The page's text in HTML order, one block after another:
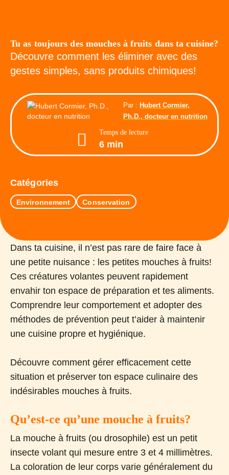
Tu as toujours des mouches à fruits dans ta cuisine?
Découvre comment les éliminer avec des
gestes simples, sans produits chimiques!
Par : Hubert Cormier,
Ph.D., docteur en nutrition
Temps de lecture
6 min
Catégories
Environnement Conservation
Dans ta cuisine, il n’est pas rare de faire face à
une petite nuisance : les petites mouches à fruits!
Ces créatures volantes peuvent rapidement
envahir ton espace de préparation et tes aliments.
Comprendre leur comportement et adopter des
méthodes de prévention peut t’aider à maintenir
une cuisine propre et hygiénique.
Découvre comment gérer efficacement cette
situation et préserver ton espace culinaire des
indésirables mouches à fruits.
Qu’est-ce qu’une mouche à fruits?
La mouche à fruits (ou drosophile) est un petit
insecte volant qui mesure entre 3 et 4 millimètres.
La coloration de leur corps varie généralement du